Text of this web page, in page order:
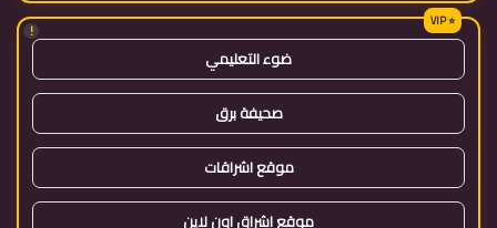
!
ضوء التعليمي
صحيفة برق
موقع اشراقات
موقع اشراق اون لاين